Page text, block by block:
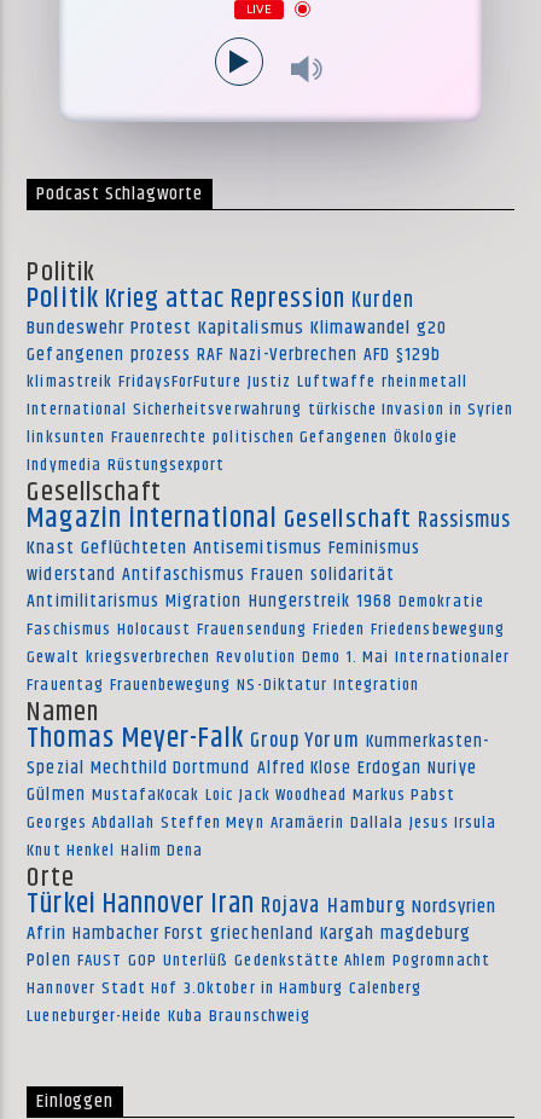
LIVE
Podcast Schlagworte
Politik
Politik Krieg attac Repression Kurden
Bundeswehr Protest Kapitalismus Klimawandel g20
Gefangenen prozess RAF Nazi-Verbrechen AFD §129b
klimastreik FridaysForFuture Justiz Luftwaffe rheinmetall
International Sicherheitsverwahrung türkische Invasion in Syrien
linksunten Frauenrechte politischen Gefangenen Ökologie
Indymedia Rüstungsexport
Gesellschaft
Magazin international Gesellschaft Rassismus
Knast Geflüchteten Antisemitismus Feminismus
widerstand Antifaschismus Frauen solidarität
Antimilitarismus Migration Hungerstreik 1968 Demokratie
Faschismus Holocaust Frauensendung Frieden Friedensbewegung
Gewalt kriegsverbrechen Revolution Demo 1. Mai Internationaler
Frauentag Frauenbewegung NS-Diktatur Integration
Namen
Thomas Meyer-Falk Group Yorum Kummerkasten-
Spezial Mechthild Dortmund Alfred Klose Erdogan Nuriye
Gülmen MustafaKocak Loic Jack Woodhead Markus Pabst
Georges Abdallah Steffen Meyn Aramäerin Dallala Jesus Irsula
Knut Henkel Halim Dena
Orte
Türkei Hannover Iran Rojava Hamburg Nordsyrien
Afrin Hambacher Forst griechenland Kargah magdeburg
Polen FAUST GOP Unterlüß Gedenkstätte Ahlem Pogromnacht
Hannover Stadt Hof 3.Oktober in Hamburg Calenberg
Lueneburger-Heide Kuba Braunschweig
Einloggen